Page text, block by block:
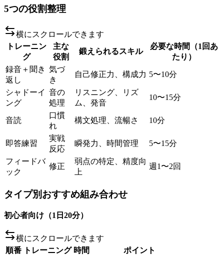
5つの役割整理
横にスクロールできます
トレーニン
グ
主な
役割
鍛えられるスキル
必要な時間（1回あ
たり）
録音＋聞き
返し
気づ
き
自己修正力、構成力 5〜10分
シャドーイ
ング
音の
処理
リスニング、リズ
ム、発音
10〜15分
音読
口慣
れ
構文処理、流暢さ 10分
即答練習
実戦
反応
瞬発力、時間管理 5〜15分
フィードバ
ック
修正
弱点の特定、精度向
上
週1〜2回
タイプ別おすすめ組み合わせ
初心者向け（1日20分）
横にスクロールできます
順番
トレーニング 時間
ポイント